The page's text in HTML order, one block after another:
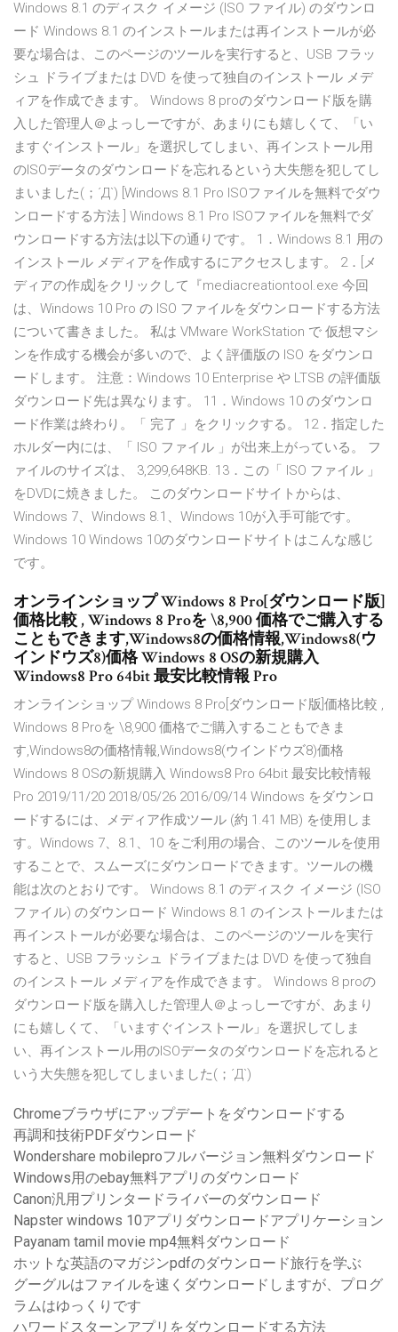
Windows 8.1 のディスク イメージ (ISO ファイル) のダウンロ
ード Windows 8.1 のインストールまたは再インストールが必
要な場合は、このページのツールを実行すると、USB フラッ
シュ ドライブまたは DVD を使って独自のインストール メデ
ィアを作成できます。 Windows 8 proのダウンロード版を購
入した管理人＠よっしーですが、あまりにも嬉しくて、「い
ますぐインストール」を選択してしまい、再インストール用
のISOデータのダウンロードを忘れるという大失態を犯してし
まいました(；´Д`) [Windows 8.1 Pro ISOファイルを無料でダウ
ンロードする方法 ] Windows 8.1 Pro ISOファイルを無料でダ
ウンロードする方法は以下の通りです。 1．Windows 8.1 用の
インストール メディアを作成するにアクセスします。 2．[メ
ディアの作成]をクリックして『mediacreationtool.exe 今回
は、Windows 10 Pro の ISO ファイルをダウンロードする方法
について書きました。 私は VMware WorkStation で 仮想マシ
ンを作成する機会が多いので、よく評価版の ISO をダウンロ
ードします。 注意：Windows 10 Enterprise や LTSB の評価版
ダウンロード先は異なります。 11．Windows 10 のダウンロ
ード作業は終わり。「 完了 」をクリックする。 12．指定した
ホルダー内には、「 ISO ファイル 」が出来上がっている。 フ
ァイルのサイズは、 3,299,648KB. 13．この「 ISO ファイル 」
をDVDに焼きました。 このダウンロードサイトからは、
Windows 7、Windows 8.1、Windows 10が入手可能です。
Windows 10 Windows 10のダウンロードサイトはこんな感じ
です。
オンラインショップ Windows 8 Pro[ダウンロード版]
価格比較 , Windows 8 Proを \8,900 価格でご購入する
こともできます,Windows8の価格情報,Windows8(ウ
インドウズ8)価格 Windows 8 OSの新規購入
Windows8 Pro 64bit 最安比較情報 Pro
オンラインショップ Windows 8 Pro[ダウンロード版]価格比較 ,
Windows 8 Proを \8,900 価格でご購入することもできま
す,Windows8の価格情報,Windows8(ウインドウズ8)価格
Windows 8 OSの新規購入 Windows8 Pro 64bit 最安比較情報
Pro 2019/11/20 2018/05/26 2016/09/14 Windows をダウンロ
ードするには、メディア作成ツール (約 1.41 MB) を使用しま
す。Windows 7、8.1、10 をご利用の場合、このツールを使用
することで、スムーズにダウンロードできます。ツールの機
能は次のとおりです。 Windows 8.1 のディスク イメージ (ISO
ファイル) のダウンロード Windows 8.1 のインストールまたは
再インストールが必要な場合は、このページのツールを実行
すると、USB フラッシュ ドライブまたは DVD を使って独自
のインストール メディアを作成できます。 Windows 8 proの
ダウンロード版を購入した管理人＠よっしーですが、あまり
にも嬉しくて、「いますぐインストール」を選択してしま
い、再インストール用のISOデータのダウンロードを忘れると
いう大失態を犯してしまいました(；´Д`)
Chromeブラウザにアップデートをダウンロードする
再調和技術PDFダウンロード
Wondershare mobileproフルバージョン無料ダウンロード
Windows用のebay無料アプリのダウンロード
Canon汎用プリンタードライバーのダウンロード
Napster windows 10アプリダウンロードアプリケーション
Payanam tamil movie mp4無料ダウンロード
ホットな英語のマガジンpdfのダウンロード旅行を学ぶ
グーグルはファイルを速くダウンロードしますが、プログ
ラムはゆっくりです
ハワードスターンアプリをダウンロードする方法